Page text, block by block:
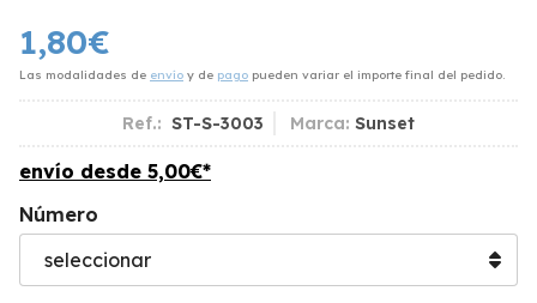
1,80€
Las modalidades de envío y de pago pueden variar el importe final del pedido.
Ref.: ST-S-3003 Marca: Sunset
envío desde 5,00€*
Número